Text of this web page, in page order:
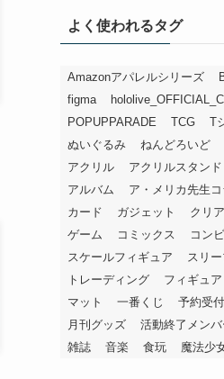
よく使われるタグ
Amazonアパレルシリーズ
figma
POPUPPARADE
TCG T
ぬいぐるみ
ねんどろいど
アクリル
アクリルスタンド
アルバム
ア・メリカ先生
カード
ガジェット クリ
ゲーム
コミックス コン
スケールフィギュア
スリ
トレーディング
フィギュア
マット
一番くじ 予約受
月刊グッズ
活動終了メンバ
雑誌
音楽 食玩 魔法少